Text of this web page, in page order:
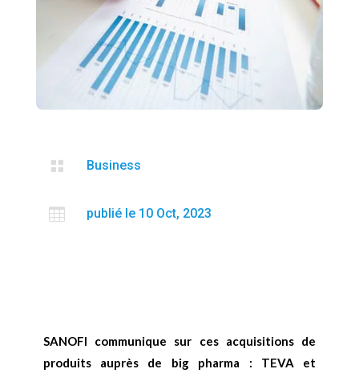
 Business
 publié le 10 Oct, 2023
SANOFI communique sur ces acquisitions de
produits auprès de big pharma : TEVA et